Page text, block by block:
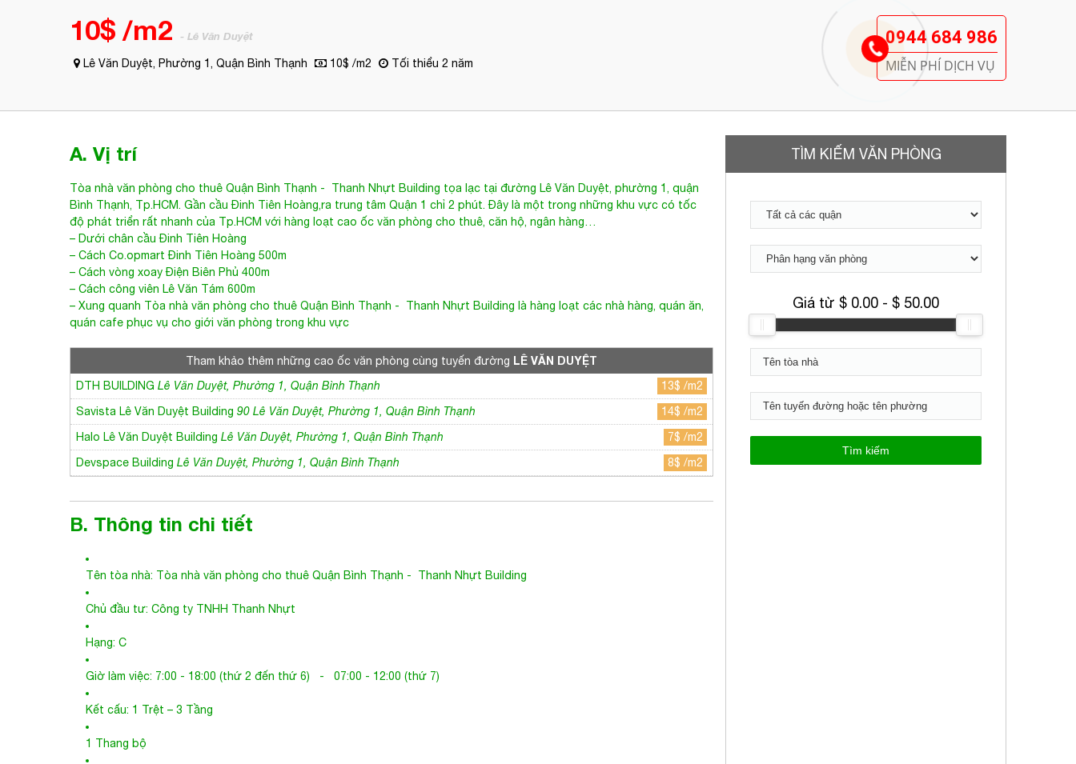
10$ /m2 - Lê Văn Duyệt
Lê Văn Duyệt, Phường 1, Quận Bình Thạnh 10$ /m2 Tối thiểu 2 năm
0944 684 986
MIỄN PHÍ DỊCH VỤ
TÌM KIẾM VĂN PHÒNG
Giá từ $ 0.00 - $ 50.00
A. Vị trí
Tòa nhà văn phòng cho thuê Quận Bình Thạnh - Thanh Nhựt Building tọa lạc tại đường Lê Văn Duyệt, phường 1, quận
Bình Thạnh, Tp.HCM. Gần cầu Đinh Tiên Hoàng,ra trung tâm Quận 1 chỉ 2 phút. Đây là một trong những khu vực có tốc
độ phát triển rất nhanh của Tp.HCM với hàng loạt cao ốc văn phòng cho thuê, căn hộ, ngân hàng…
– Dưới chân cầu Đinh Tiên Hoàng
– Cách Co.opmart Đinh Tiên Hoàng 500m
– Cách vòng xoay Điện Biên Phủ 400m
– Cách công viên Lê Văn Tám 600m
– Xung quanh Tòa nhà văn phòng cho thuê Quận Bình Thạnh - Thanh Nhựt Building là hàng loạt các nhà hàng, quán ăn,
quán cafe phục vụ cho giới văn phòng trong khu vực
Tham khảo thêm những cao ốc văn phòng cùng tuyến đường LÊ VĂN DUYỆT
DTH BUILDING Lê Văn Duyệt, Phường 1, Quận Bình Thạnh
13$ /m2
Savista Lê Văn Duyệt Building 90 Lê Văn Duyệt, Phường 1, Quận Bình Thạnh
14$ /m2
Halo Lê Văn Duyệt Building Lê Văn Duyệt, Phường 1, Quận Bình Thạnh
7$ /m2
Devspace Building Lê Văn Duyệt, Phường 1, Quận Bình Thạnh 8$ /m2
B. Thông tin chi tiết
Tên tòa nhà: Tòa nhà văn phòng cho thuê Quận Bình Thạnh - Thanh Nhựt Building
Chủ đầu tư: Công ty TNHH Thanh Nhựt
Hạng: C
Giờ làm việc: 7:00 - 18:00 (thứ 2 đến thứ 6) - 07:00 - 12:00 (thứ 7)
Kết cấu: 1 Trệt – 3 Tầng
1 Thang bộ